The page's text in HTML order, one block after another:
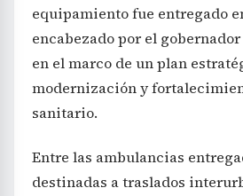
equipamiento fue entregado
encabezado por el
en el marco de un plan
modernización y
sanitario.
Entre las ambulancias
destinadas a traslados